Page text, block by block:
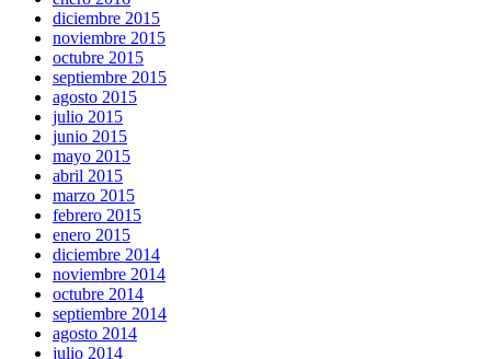
diciembre 2015
noviembre 2015
octubre 2015
septiembre 2015
agosto 2015
julio 2015
junio 2015
mayo 2015
abril 2015
marzo 2015
febrero 2015
enero 2015
diciembre 2014
noviembre 2014
octubre 2014
septiembre 2014
agosto 2014
julio 2014